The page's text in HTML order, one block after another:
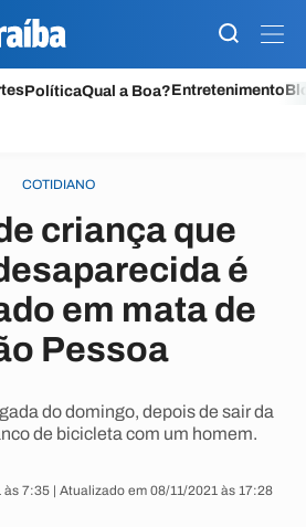
PolíticaQual a Boa?Entretenimento
COTIDIANO
criança que
é
em mata de
Pessoa
do domingo, depois de sair da
de bicicleta com um homem.
7:35 | Atualizado em 08/11/2021 às 17:28